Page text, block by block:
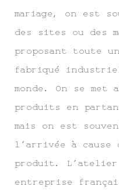
mariage, on est
des sites ou des
proposant toute
fabriqué
monde. On se met
produits en
mais on est
l’arrivée à cause
produit. L’atelier
entreprise